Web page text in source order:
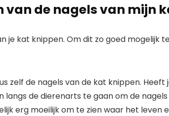
van de nagels van mijn
je kat knippen. Om dit zo goed mogelijk
zelf de nagels van de kat knippen.
de dierenarts te gaan om de
erg moeilijk om te zien waar het leven